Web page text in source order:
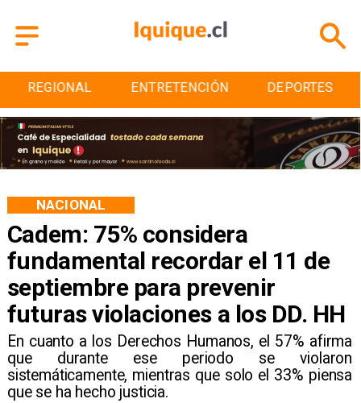
ENTRETENCIÓN DEPORTES CULTURA
Cadem: 75% considera
fundamental recordar el 11 de
septiembre para prevenir
futuras violaciones a los DD. HH
En cuanto a los Derechos Humanos, el 57% afirma
que durante ese periodo se violaron
sistemáticamente, mientras que solo el 33% piensa
que se ha hecho justicia.
NACIONAL